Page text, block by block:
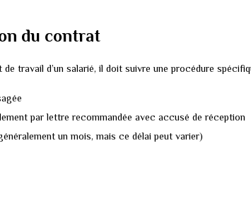
du contrat
travail d’un salarié, il doit suivre une procédure
par lettre recommandée avec accusé de réception
un mois, mais ce délai peut varier)